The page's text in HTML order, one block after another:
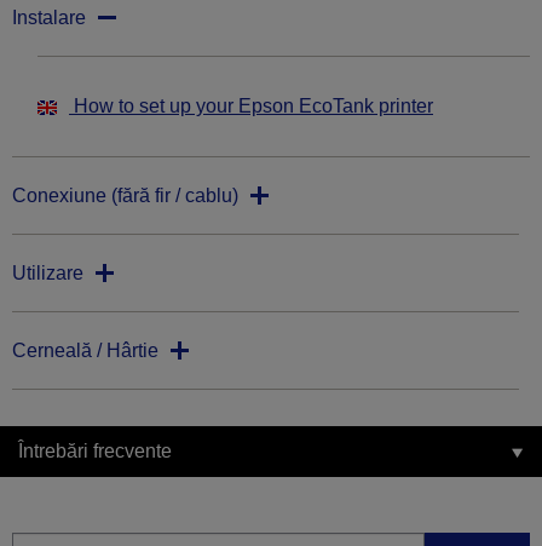
Instalare
How to set up your Epson EcoTank printer
Conexiune (fără fir / cablu)
Utilizare
Cerneală / Hârtie
Întrebări frecvente